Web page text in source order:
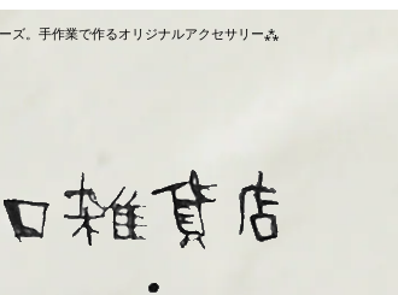
ズ。手作業で作るオリジナルアクセサリー⁂